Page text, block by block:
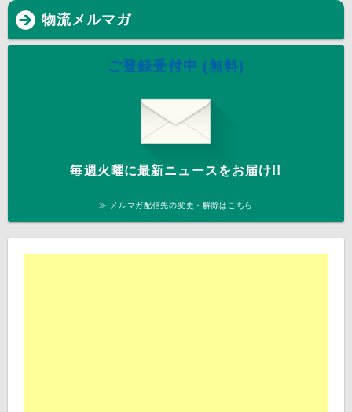
物流メルマガ
ご登録受付中 (無料)
毎週火曜に最新ニュースをお届け!!
≫ メルマガ配信先の変更・解除はこちら